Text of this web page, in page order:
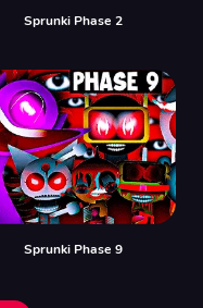
Sprunki Phase 2
Sprunki Phase 9